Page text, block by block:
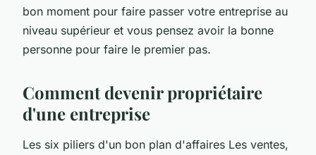
bon moment pour faire passer votre entreprise au
niveau supérieur et vous pensez avoir la bonne
personne pour faire le premier pas.
Comment devenir propriétaire
d'une entreprise
Les six piliers d'un bon plan d'affaires Les ventes,